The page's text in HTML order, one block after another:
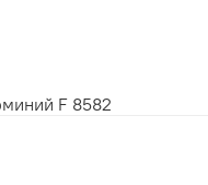
F 8582